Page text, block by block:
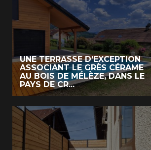
UNE TERRASSE D’EXCEPTION
ASSOCIANT LE GRÈS CÉRAME
AU BOIS DE MÉLÈZE, DANS LE
PAYS DE CR...